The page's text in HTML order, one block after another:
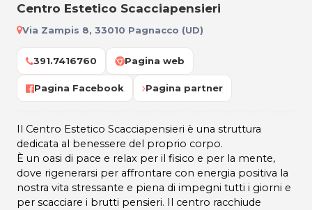
Centro Estetico Scacciapensieri
Via Zampis 8, 33010 Pagnacco (UD)
391.7416760 Pagina web
Pagina Facebook Pagina partner
Il Centro Estetico Scacciapensieri è una struttura
dedicata al benessere del proprio corpo.
È un oasi di pace e relax per il fisico e per la mente,
dove rigenerarsi per affrontare con energia positiva la
nostra vita stressante e piena di impegni tutti i giorni e
per scacciare i brutti pensieri. Il centro racchiude